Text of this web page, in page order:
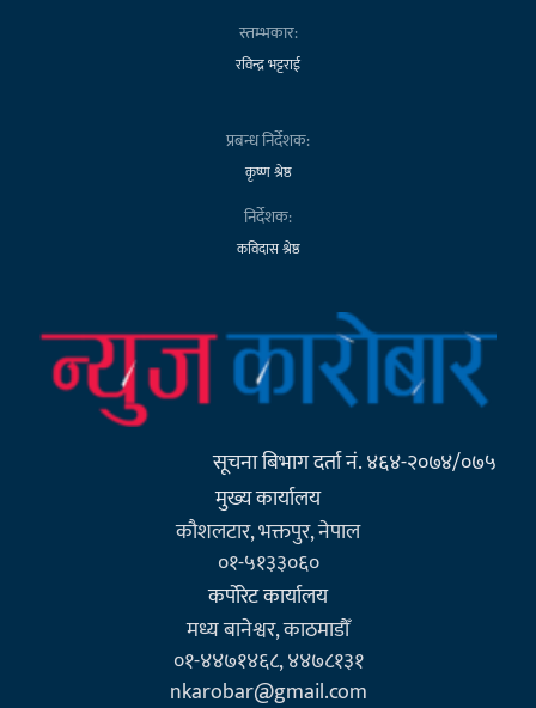
स्तम्भकार:
रविन्द्र भट्टराई
प्रबन्ध निर्देशक:
कृष्ण श्रेष्ठ
निर्देशक:
कविदास श्रेष्ठ
सूचना बिभाग दर्ता नं. ४६४-२०७४/०७५
मुख्य कार्यालय
कौशलटार, भक्तपुर, नेपाल
०१-५१३३०६०
कर्पाेरेट कार्यालय
मध्य बानेश्वर, काठमाडौँ
०१-४४७१४६८, ४४७८१३१
nkarobar@gmail.com